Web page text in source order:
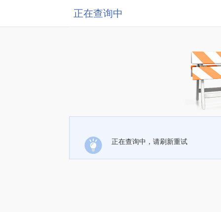
正在查询中
正在查询中，请刷新重试